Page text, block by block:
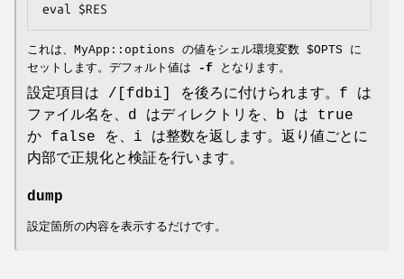
eval $RES
これは、MyApp::options の値をシェル環境変数 $OPTS に
セットします。デフォルト値は
-f となります。
設定項目は /[fdbi] を後ろに付けられます。f は
ファイル名を、d はディレクトリを、b は true
か false を、i は整数を返します。返り値ごとに
内部で正規化と検証を行います。
dump
設定箇所の内容を表示するだけです。